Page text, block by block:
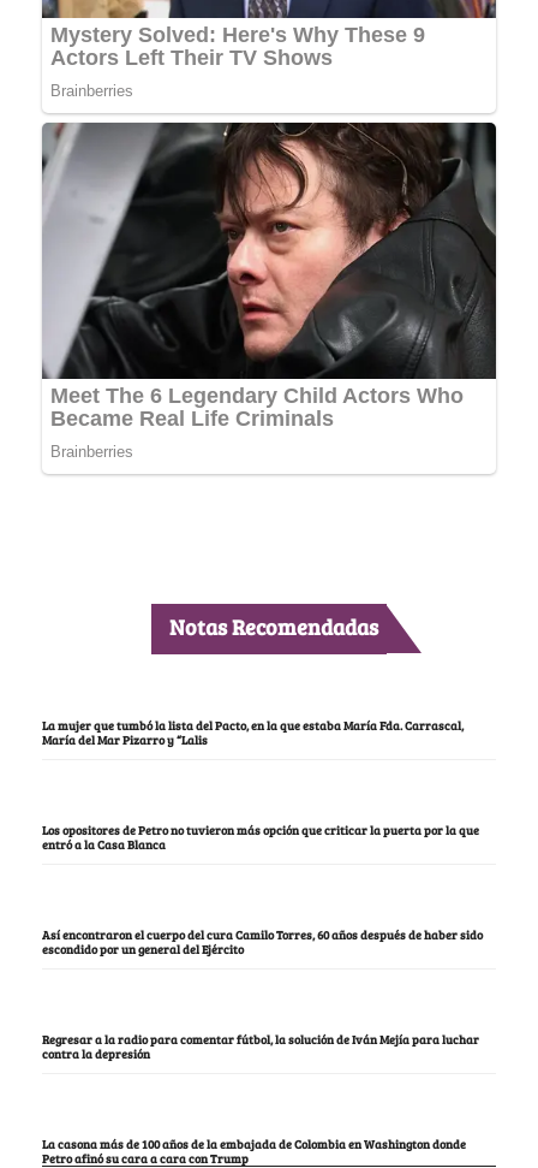
Notas Recomendadas
La mujer que tumbó la lista del Pacto, en la que estaba María Fda. Carrascal,
María del Mar Pizarro y “Lalis
Los opositores de Petro no tuvieron más opción que criticar la puerta por la que
entró a la Casa Blanca
Así encontraron el cuerpo del cura Camilo Torres, 60 años después de haber sido
escondido por un general del Ejército
Regresar a la radio para comentar fútbol, la solución de Iván Mejía para luchar
contra la depresión
La casona más de 100 años de la embajada de Colombia en Washington donde
Petro afinó su cara a cara con Trump